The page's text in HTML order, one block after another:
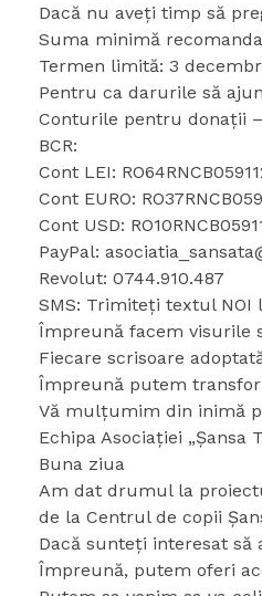
Dacă nu aveți timp să
Suma minimă
Termen limită: 3
Pentru ca darurile să
Conturile pentru donații –
BCR:
Cont LEI:
Cont EURO:
Cont USD:
PayPal:
Revolut: 0744.910.487
SMS: Trimiteți textul NOI
Împreună facem visurile
Fiecare scrisoare
Împreună putem
Vă mulțumim din inimă
Echipa Asociației „Șansa
Buna ziua
Am dat drumul la
de la Centrul de copii
Dacă sunteți interesat
Împreună, putem oferi